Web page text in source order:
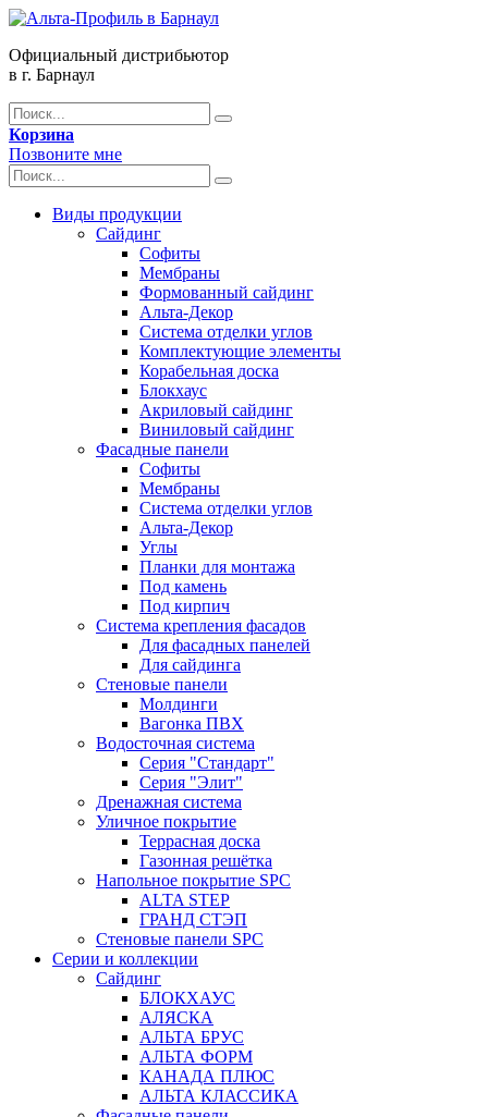
Официальный дистрибьютор
в г. Барнаул
Корзина
Позвоните мне
Виды продукции
Сайдинг
Софиты
Мембраны
Формованный сайдинг
Альта-Декор
Система отделки углов
Комплектующие элементы
Корабельная доска
Блокхаус
Акриловый сайдинг
Виниловый сайдинг
Фасадные панели
Софиты
Мембраны
Система отделки углов
Альта-Декор
Углы
Планки для монтажа
Под камень
Под кирпич
Система крепления фасадов
Для фасадных панелей
Для сайдинга
Стеновые панели
Молдинги
Вагонка ПВХ
Водосточная система
Серия "Стандарт"
Серия "Элит"
Дренажная система
Уличное покрытие
Террасная доска
Газонная решётка
Напольное покрытие SPC
ALTA STEP
ГРАНД СТЭП
Стеновые панели SPC
Серии и коллекции
Сайдинг
БЛОКХАУС
АЛЯСКА
АЛЬТА БРУС
АЛЬТА ФОРМ
КАНАДА ПЛЮС
АЛЬТА КЛАССИКА